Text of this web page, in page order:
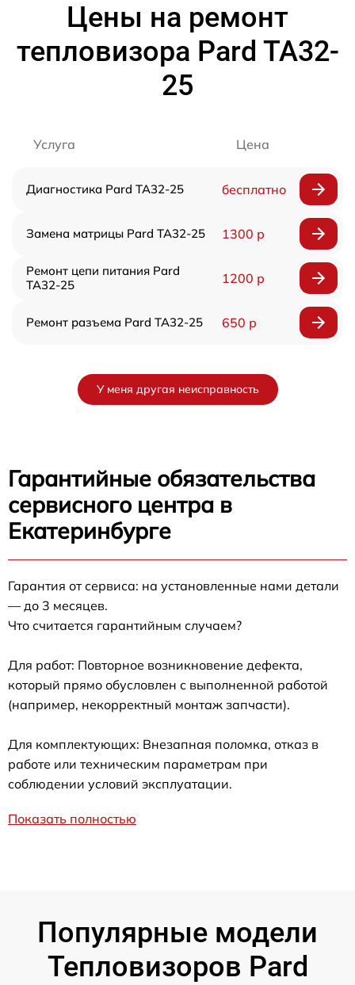
Цены на ремонт
тепловизора Pard TA32-
25
Услуга Цена
Диагностика Pard TA32-25 бесплатно
Замена матрицы Pard TA32-25 1300 р
Ремонт цепи питания Pard
TA32-25
1200 р
Ремонт разъема Pard TA32-25 650 р
У меня другая неисправность
Гарантийные обязательства
сервисного центра в
Екатеринбурге
Гарантия от сервиса: на установленные нами детали
— до 3 месяцев.
Что считается гарантийным случаем?
Для работ: Повторное возникновение дефекта,
который прямо обусловлен с выполненной работой
(например, некорректный монтаж запчасти).
Для комплектующих: Внезапная поломка, отказ в
работе или техническим параметрам при
соблюдении условий эксплуатации.
Показать полностью
Популярные модели
Тепловизоров Pard